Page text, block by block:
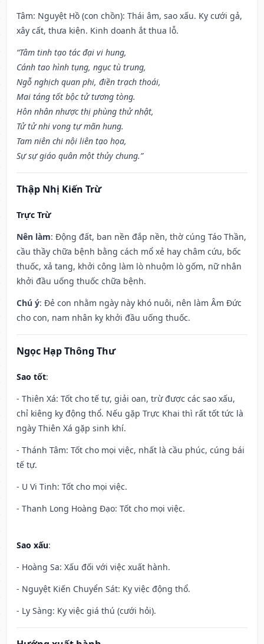
Tâm: Nguyệt Hồ (con chồn): Thái âm, sao xấu. Kỵ cưới gả,
xây cất, thưa kiện. Kinh doanh ắt thua lỗ.
“Tâm tinh tạo tác đại vi hung,
Cánh tao hình tụng, ngục tù trung,
Ngỗ nghịch quan phi, điền trạch thoái,
Mai táng tốt bộc tử tương tòng.
Hôn nhân nhược thị phùng thử nhật,
Tử tử nhi vong tự mãn hung.
Tam niên chi nội liên tạo họa,
Sự sự giáo quân một thủy chung.”
Thập Nhị Kiến Trừ
Trực Trừ
Nên làm: Động đất, ban nền đắp nền, thờ cúng Táo Thần,
cầu thầy chữa bệnh bằng cách mổ xẻ hay châm cứu, bốc
thuốc, xả tang, khởi công làm lò nhuộm lò gốm, nữ nhân
khởi đầu uống thuốc chữa bệnh.
Chú ý: Đẻ con nhằm ngày này khó nuôi, nên làm Âm Đức
cho con, nam nhân kỵ khởi đầu uống thuốc.
Ngọc Hạp Thông Thư
Sao tốt:
- Thiên Xá: Tốt cho tế tự, giải oan, trừ được các sao xấu,
chỉ kiêng kỵ động thổ. Nếu gặp Trực Khai thì rất tốt tức là
ngày Thiên Xá gặp sinh khí.
- Thánh Tâm: Tốt cho mọi việc, nhất là cầu phúc, cúng bái
tế tự.
- U Vi Tinh: Tốt cho mọi việc.
- Thanh Long Hoàng Đạo: Tốt cho mọi việc.
Sao xấu:
- Hoàng Sa: Xấu đối với việc xuất hành.
- Nguyệt Kiến Chuyển Sát: Kỵ việc động thổ.
- Ly Sàng: Kỵ việc giá thú (cưới hỏi).